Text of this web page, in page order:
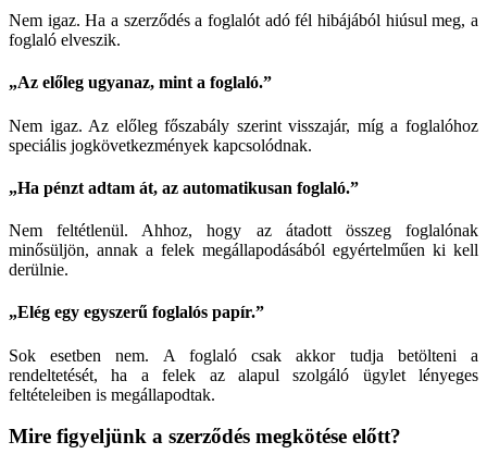
Nem igaz. Ha a szerződés a foglalót adó fél hibájából hiúsul meg, a
foglaló elveszik.
„Az előleg ugyanaz, mint a foglaló.”
Nem igaz. Az előleg főszabály szerint visszajár, míg a foglalóhoz
speciális jogkövetkezmények kapcsolódnak.
„Ha pénzt adtam át, az automatikusan foglaló.”
Nem feltétlenül. Ahhoz, hogy az átadott összeg foglalónak
minősüljön, annak a felek megállapodásából egyértelműen ki kell
derülnie.
„Elég egy egyszerű foglalós papír.”
Sok esetben nem. A foglaló csak akkor tudja betölteni a
rendeltetését, ha a felek az alapul szolgáló ügylet lényeges
feltételeiben is megállapodtak.
Mire figyeljünk a szerződés megkötése előtt?